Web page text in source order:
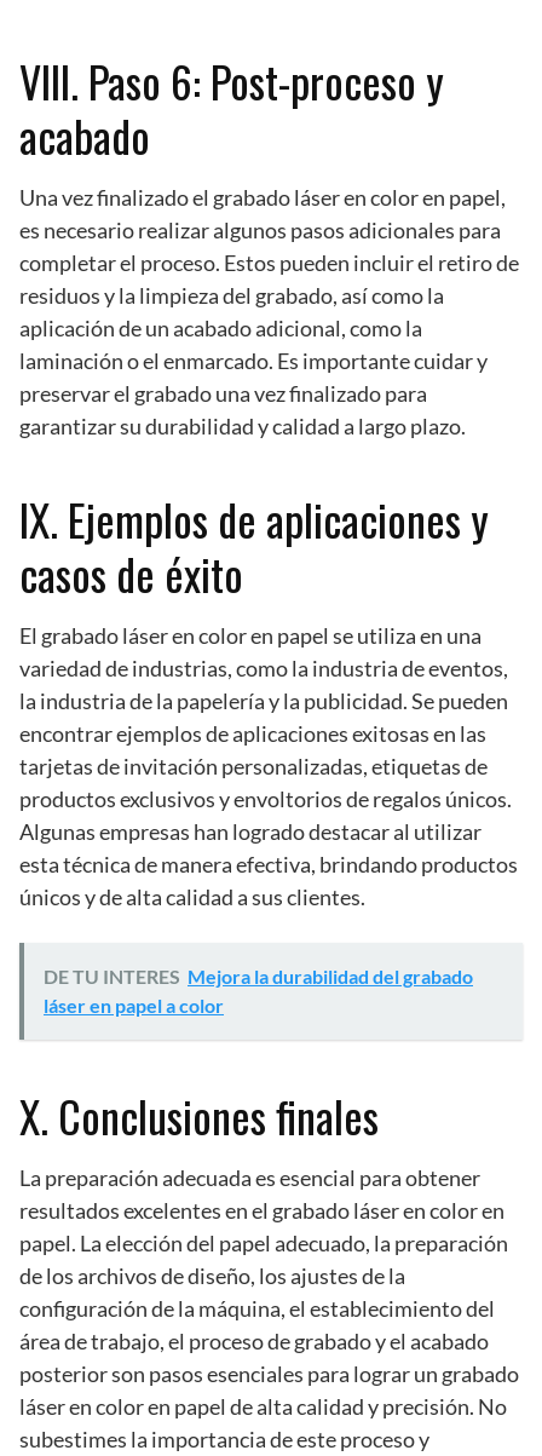
VIII. Paso 6: Post-proceso y
acabado
Una vez finalizado el grabado láser en color en papel,
es necesario realizar algunos pasos adicionales para
completar el proceso. Estos pueden incluir el retiro de
residuos y la limpieza del grabado, así como la
aplicación de un acabado adicional, como la
laminación o el enmarcado. Es importante cuidar y
preservar el grabado una vez finalizado para
garantizar su durabilidad y calidad a largo plazo.
IX. Ejemplos de aplicaciones y
casos de éxito
El grabado láser en color en papel se utiliza en una
variedad de industrias, como la industria de eventos,
la industria de la papelería y la publicidad. Se pueden
encontrar ejemplos de aplicaciones exitosas en las
tarjetas de invitación personalizadas, etiquetas de
productos exclusivos y envoltorios de regalos únicos.
Algunas empresas han logrado destacar al utilizar
esta técnica de manera efectiva, brindando productos
únicos y de alta calidad a sus clientes.
DE TU INTERES Mejora la durabilidad del grabado
láser en papel a color
X. Conclusiones finales
La preparación adecuada es esencial para obtener
resultados excelentes en el grabado láser en color en
papel. La elección del papel adecuado, la preparación
de los archivos de diseño, los ajustes de la
configuración de la máquina, el establecimiento del
área de trabajo, el proceso de grabado y el acabado
posterior son pasos esenciales para lograr un grabado
láser en color en papel de alta calidad y precisión. No
subestimes la importancia de este proceso y